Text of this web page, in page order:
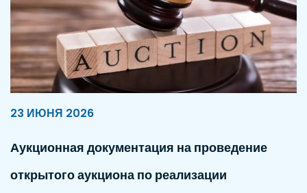
23 ИЮНЯ 2026
Аукционная документация на проведение
открытого аукциона по реализации